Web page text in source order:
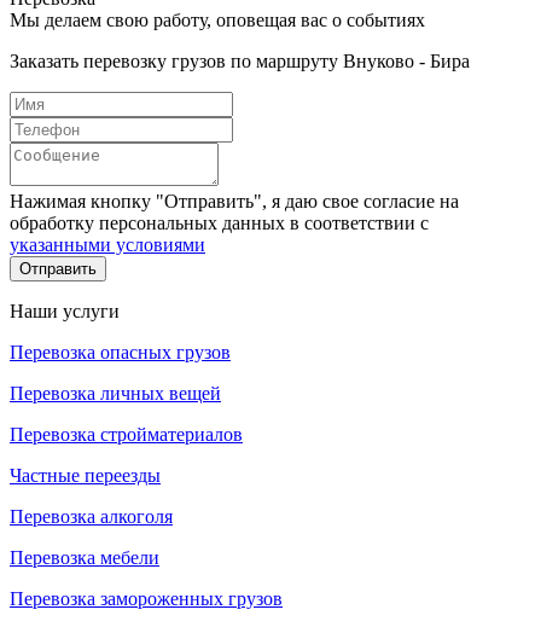
Мы делаем свою работу, оповещая вас о событиях
Заказать перевозку грузов по маршруту Внуково - Бира
Нажимая кнопку "Отправить", я даю свое согласие на
обработку персональных данных в соответствии с
указанными условиями
Отправить
Наши услуги
Перевозка опасных грузов
Перевозка личных вещей
Перевозка стройматериалов
Частные переезды
Перевозка алкоголя
Перевозка мебели
Перевозка замороженных грузов